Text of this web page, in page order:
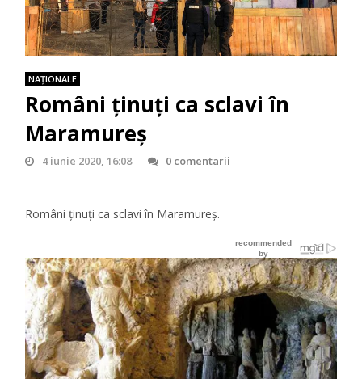
NAŢIONALE
Români ținuți ca sclavi în
Maramureș
4 iunie 2020, 16:08 0 comentarii
Români ținuți ca sclavi în Maramureș.